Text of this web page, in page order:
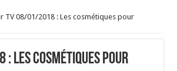
TV 08/01/2018 : Les cosmétiques pour
: Les cosmétiques pour